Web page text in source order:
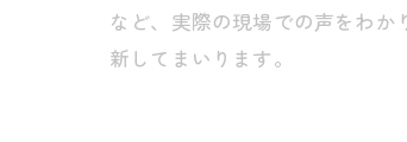
など、実際の現場での声をわ
新してまいります。